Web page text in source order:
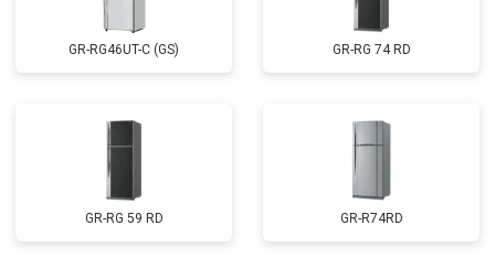
GR-RG46UT-C (GS) GR-RG 74 RD
GR-RG 59 RD GR-R74RD